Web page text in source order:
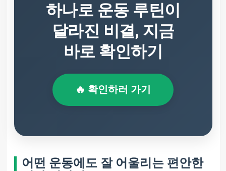
하나로 운동 루틴이
달라진 비결, 지금
바로 확인하기
🔥 확인하러 가기
어떤 운동에도 잘 어울리는 편안한